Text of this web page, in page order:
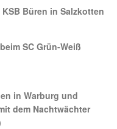
Büren in Salzkotten
SC Grün-Weiß
in Warburg und
dem Nachtwächter